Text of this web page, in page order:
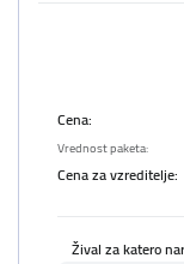
Cena:
Vrednost paketa:
Cena za vzreditelje:
Žival za katero